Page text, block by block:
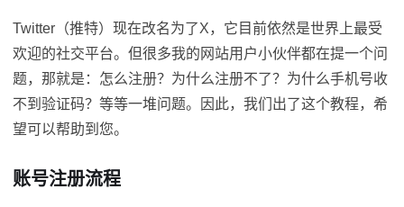
Twitter（推特）现在改名为了X，它目前依然是世界上最受
欢迎的社交平台。但很多我的网站用户小伙伴都在提一个问
题，那就是：怎么注册？为什么注册不了？为什么手机号收
不到验证码？等等一堆问题。因此，我们出了这个教程，希
望可以帮助到您。
账号注册流程